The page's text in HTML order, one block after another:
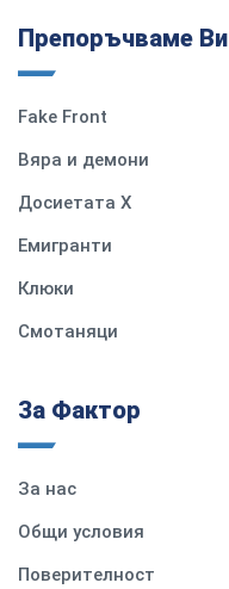
Препоръчваме Ви
Fake Front
Вяра и демони
Досиетата Х
Емигранти
Клюки
Смотаняци
За Фактор
За нас
Общи условия
Поверителност